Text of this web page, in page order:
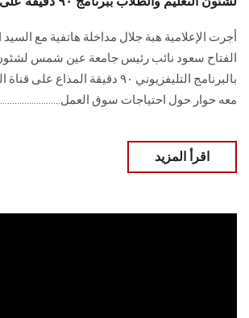
أجرت الإعلامية هبة جلال مداخلة هاتفية مع السيد
الفتاح سعود نائب رئيس جامعة عين شمس لشئون
بالبرنامج التليفزيوني ٩٠ دقيقة
معه حوار حول احتياجات سوق
اقرأ المزيد